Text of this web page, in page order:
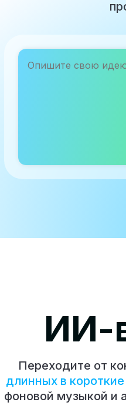
ИИ-
Переходите от
длинных в
фоновой музыкой и